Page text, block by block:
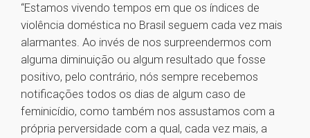
“Estamos vivendo tempos em que os índices de
violência doméstica no Brasil seguem cada vez mais
alarmantes. Ao invés de nos surpreendermos com
alguma diminuição ou algum resultado que fosse
positivo, pelo contrário, nós sempre recebemos
notificações todos os dias de algum caso de
feminicídio, como também nos assustamos com a
própria perversidade com a qual, cada vez mais, a